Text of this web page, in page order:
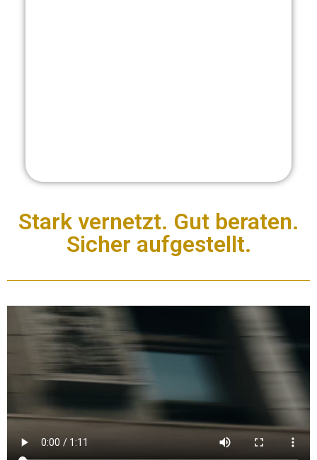
Stark vernetzt. Gut beraten.
Sicher aufgestellt.